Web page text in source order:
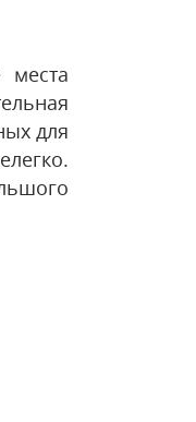
места
для